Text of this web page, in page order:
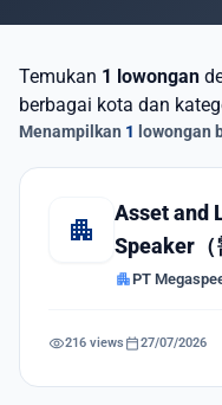
Temukan 1 lowongan
berbagai kota dan
Menampilkan 1 lowongan
apartment
Asset and
Speaker（
apartmentPT
visibility216 views calendar_today27/07/2026